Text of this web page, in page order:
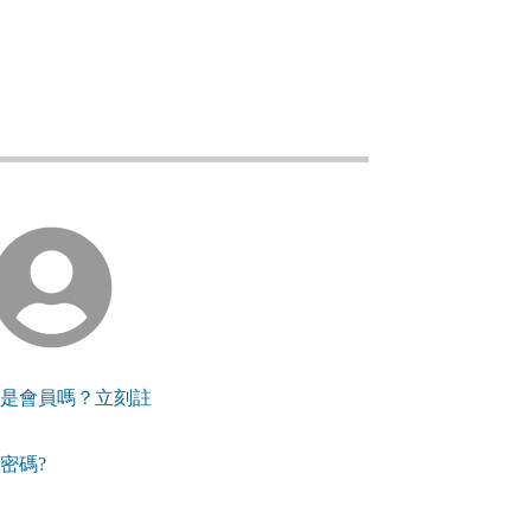
會員嗎？立刻註
碼?